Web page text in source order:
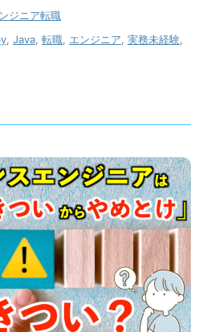
ジニア転職
Java 転職 エンジニア 実務未経験